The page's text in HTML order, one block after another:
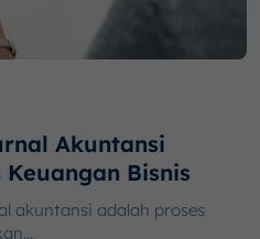
Akuntansi
Bisnis
akuntansi adalah proses